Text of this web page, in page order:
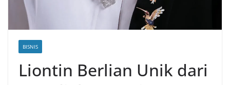
BISNIS
Liontin Berlian Unik dari